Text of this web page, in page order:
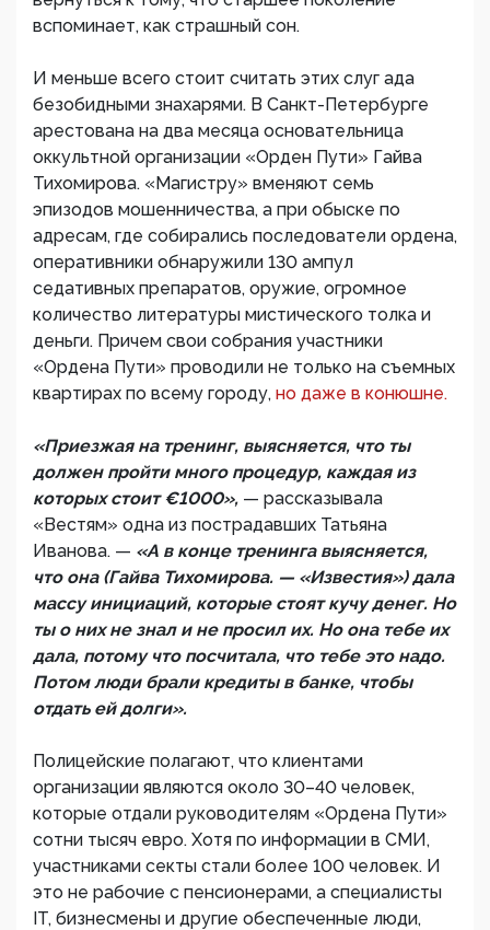
вспоминает, как страшный сон.
И меньше всего стоит считать этих слуг ада
безобидными знахарями. В Санкт-Петербурге
арестована на два месяца основательница
оккультной организации «Орден Пути» Гайва
Тихомирова. «Магистру» вменяют семь
эпизодов мошенничества, а при обыске по
адресам, где собирались последователи ордена,
оперативники обнаружили 130 ампул
седативных препаратов, оружие, огромное
количество литературы мистического толка и
деньги. Причем свои собрания участники
«Ордена Пути» проводили не только на съемных
квартирах по всему городу, но даже в конюшне.
«Приезжая на тренинг, выясняется, что ты
должен пройти много процедур, каждая из
которых стоит €1000», — рассказывала
«Вестям» одна из пострадавших Татьяна
Иванова. — «А в конце тренинга выясняется,
что она (Гайва Тихомирова. — «Известия») дала
массу инициаций, которые стоят кучу денег. Но
ты о них не знал и не просил их. Но она тебе их
дала, потому что посчитала, что тебе это надо.
Потом люди брали кредиты в банке, чтобы
отдать ей долги».
Полицейские полагают, что клиентами
организации являются около 30–40 человек,
которые отдали руководителям «Ордена Пути»
сотни тысяч евро. Хотя по информации в СМИ,
участниками секты стали более 100 человек. И
это не рабочие с пенсионерами, а специалисты
IT, бизнесмены и другие обеспеченные люди,